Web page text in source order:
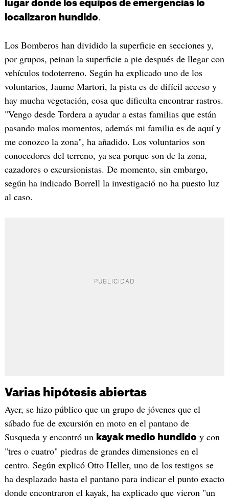
lugar donde los equipos de emergencias lo
localizaron hundido.
Los Bomberos han dividido la superficie en secciones y,
por grupos, peinan la superficie a pie después de llegar con
vehículos todoterreno. Según ha explicado uno de los
voluntarios, Jaume Martori, la pista es de difícil acceso y
hay mucha vegetación, cosa que dificulta encontrar rastros.
"Vengo desde Tordera a ayudar a estas familias que están
pasando malos momentos, además mi familia es de aquí y
me conozco la zona", ha añadido. Los voluntarios son
conocedores del terreno, ya sea porque son de la zona,
cazadores o excursionistas. De momento, sin embargo,
según ha indicado Borrell la investigació no ha puesto luz
al caso.
Varias hipótesis abiertas
Ayer, se hizo público que un grupo de jóvenes que el
sábado fue de excursión en moto en el pantano de
Susqueda y encontró un kayak medio hundido y con
"tres o cuatro" piedras de grandes dimensiones en el
centro. Según explicó Otto Heller, uno de los testigos se
ha desplazado hasta el pantano para indicar el punto exacto
donde encontraron el kayak, ha explicado que vieron "un